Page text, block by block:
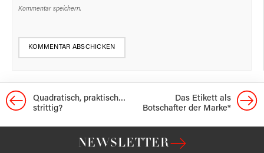
Kommentar speichern.
Quadratisch, praktisch…
strittig?
Das Etikett als
Botschafter der Marke*
NEWSLETTER